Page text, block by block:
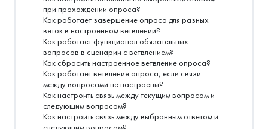
при прохождении опроса?
Как работает завершение опроса для разных
веток в настроенном ветвлении?
Как работает функционал обязательных
вопросов в сценарии с ветвлением?
Как сбросить настроенное ветвление опроса?
Как работает ветвление опроса, если связи
между вопросами не настроены?
Как настроить связь между текущим вопросом и
следующим вопросом?
Как настроить связь между выбранным ответом и